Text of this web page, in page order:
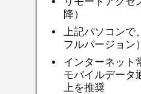
降）
上記パソコンで
フルバージョン
インターネット
モバイルデータ
上を推奨